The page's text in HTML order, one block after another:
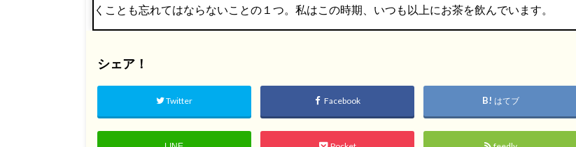
くことも忘れてはならないことの１つ。私はこの時期、いつも以上にお茶を飲んでいます。
シェア！
Twitter Facebook はてブ